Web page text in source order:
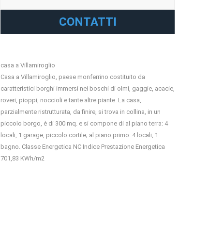
CONTATTI
casa a Villamiroglio
Casa a Villamiroglio, paese monferrino costituito da
caratteristici borghi immersi nei boschi di olmi, gaggie, acacie,
roveri, pioppi, noccioli e tante altre piante. La casa,
parzialmente ristrutturata, da finire, si trova in collina, in un
piccolo borgo, è di 300 mq. e si compone di al piano terra: 4
locali, 1 garage, piccolo cortile; al piano primo: 4 locali, 1
bagno. Classe Energetica NC Indice Prestazione Energetica
701,83 KWh/m2